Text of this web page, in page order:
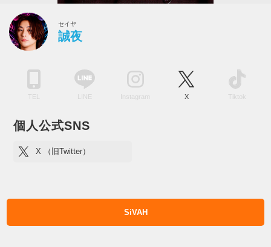
セイヤ
誠夜
Instagram X Tiktok
個人公式SNS
X （旧Twitter）
SiVAH